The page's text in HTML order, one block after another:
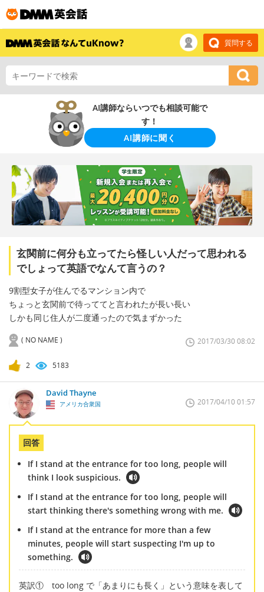
質問する
AI講師ならいつでも相談可能で
す！
AI講師に聞く
玄関前に何分も立ってたら怪しい人だって思われる
でしょって英語でなんて言うの？
9割型女子が住んでるマンション内で
ちょっと玄関前で待っててと言われたが長い長い
しかも同じ住人が二度通ったので気まずかった
( NO NAME ) 2017/03/30 08:02
2 5183
David Thayne
アメリカ合衆国 2017/04/10 01:57
回答
If I stand at the entrance for too long, people will
think I look suspicious.
If I stand at the entrance for too long, people will
start thinking there's something wrong with me.
If I stand at the entrance for more than a few
minutes, people will start suspecting I'm up to
something.
英訳① too long で「あまりにも長く」という意味を表して